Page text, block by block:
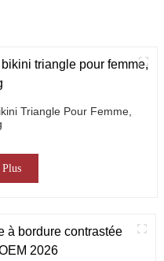
Triangle Pour Femme,